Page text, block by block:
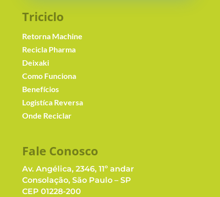
Triciclo
Retorna Machine
Recicla Pharma
Deixaki
Como Funciona
Benefícios
Logistíca Reversa
Onde Reciclar
Fale Conosco
Av. Angélica, 2346, 11º andar
Consolação, São Paulo – SP
CEP 01228-200